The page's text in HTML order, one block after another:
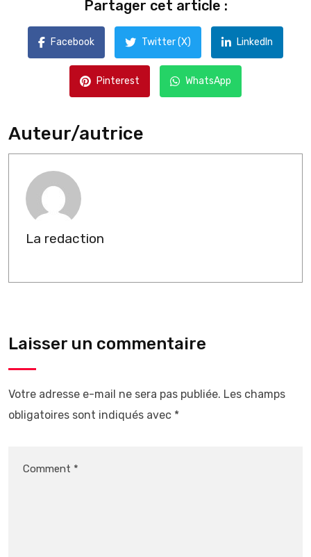
Partager cet article :
Facebook Twitter (X) LinkedIn
Pinterest WhatsApp
Auteur/autrice
La redaction
Laisser un commentaire
Votre adresse e-mail ne sera pas publiée. Les champs
obligatoires sont indiqués avec *